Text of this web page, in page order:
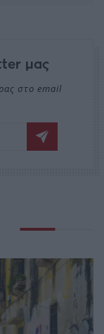
μας
στο email